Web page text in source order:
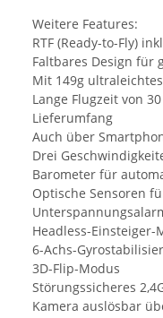
Weitere Features:
RTF (Ready-to-Fly)
Faltbares Design für
Mit 149g
Lange Flugzeit von
Lieferumfang
Auch über
Drei
Barometer für
Optische Sensoren
Headless-Einsteiger-
6-Achs-
3D-Flip-Modus
Störungssicheres
Kamera auslösbar